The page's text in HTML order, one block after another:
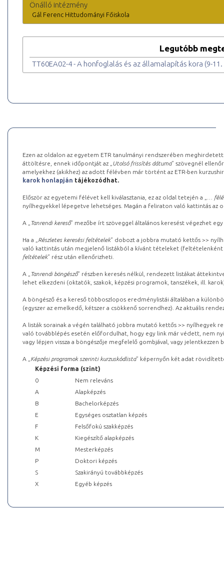
Önálló intézmény
Gál Ferenc Hittudományi Főiskola
Legutóbb
TT60EA02-4 - A honfoglalás és az államalapítás kora (9-
Ezen az oldalon az egyetem ETR tanulmányi rendszerében
áttöltésre, ennek időpontját az „ Utolsó frissítés dátuma” szövegnél
amelyekhez (akikhez) az adott félévben már történt az ETR-ben
karok honlapján tájékozódhat.
Először az egyetemi félévet kell kiválasztania, ez az oldal tetején a „
…
nyílhegyekkel lépegetve lehetséges. Magán a feliraton való kattintás az
A „ Tanrendi kereső” mezőbe írt szöveggel általános keresést végezhet
Ha a „ Részletes keresési feltételek” dobozt a jobbra mutató kettős >>
való kattintás után megjelenő listákból a kívánt tételeket (feltételenként
feltételek” rész után ellenőrizheti.
A „ Tanrendi böngésző” részben keresés nélkül, rendezett listákat
lehet elkezdeni (oktatók, szakok, képzési programok, tanszékek, ill.
A böngésző és a kereső többoszlopos eredménylistái általában a
(egyszer az emelkedő, kétszer a csökkenő sorrendhez). Az aktuális
A listák sorainak a végén található jobbra mutató kettős >> nyílhegyek
való továbblépés esetén előfordulhat, hogy egy link már védett, nem
vagy lépjen vissza a böngészője megfelelő gombjával, vagy
A „ Képzési programok szerinti kurzuskódlista” képernyőn két adat
Képzési forma (szint)
0
Nem releváns
A
Alapképzés
B
Bachelorképzés
E
Egységes osztatlan képzés
F
Felsőfokú szakképzés
K
Kiegészítő alapképzés
M
Mesterképzés
P
Doktori képzés
S
Szakirányú továbbképzés
X
Egyéb képzés